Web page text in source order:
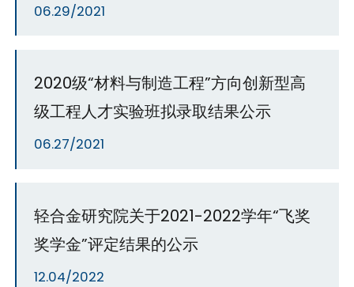
06.29/2021
2020级“材料与制造工程”方向创新型高
级工程人才实验班拟录取结果公示
06.27/2021
轻合金研究院关于2021-2022学年“飞奖
奖学金”评定结果的公示
12.04/2022